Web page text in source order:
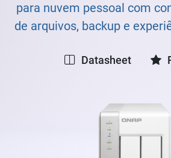
para nuvem pessoal com
de arquivos, backup e
Datasheet